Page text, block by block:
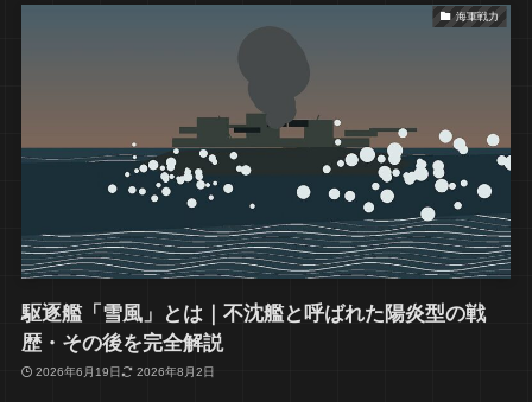
海軍戦力
駆逐艦「雪風」とは｜不沈艦と呼ばれた陽炎型の戦
歴・その後を完全解説
2026年6月19日 2026年8月2日